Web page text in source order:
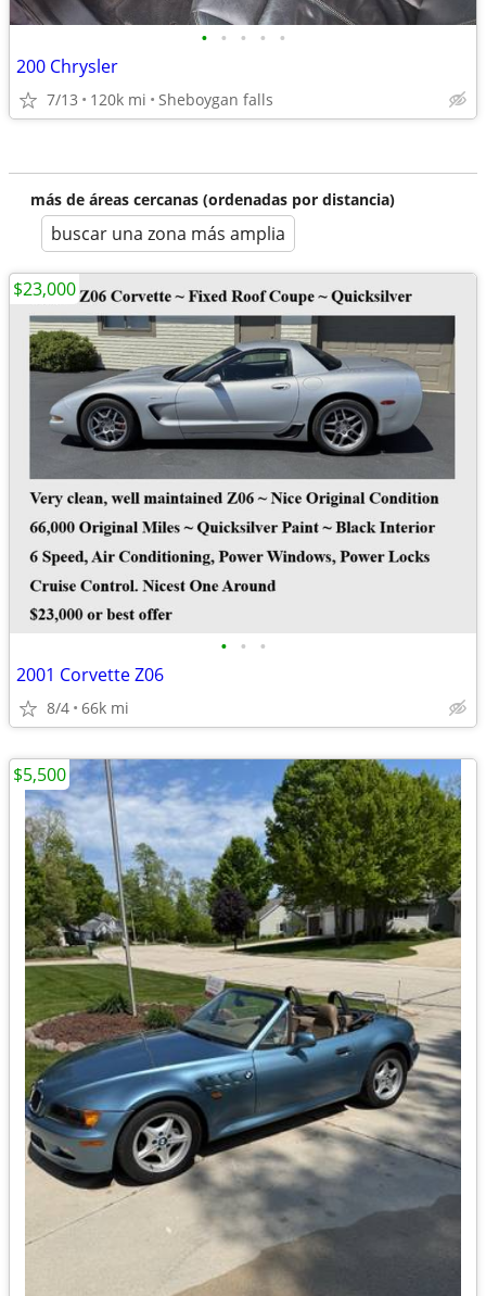
• • • • •
200 Chrysler
7/13 120k mi Sheboygan falls
más de áreas cercanas (ordenadas por distancia)
buscar una zona más amplia
• • •
2001 Corvette Z06
8/4 66k mi
$23,000
$5,500